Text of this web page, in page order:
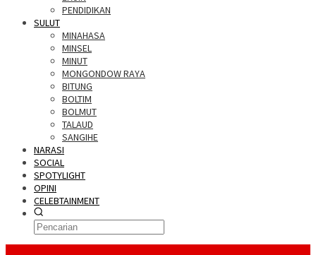
PENDIDIKAN
SULUT
MINAHASA
MINSEL
MINUT
MONGONDOW RAYA
BITUNG
BOLTIM
BOLMUT
TALAUD
SANGIHE
NARASI
SOCIAL
SPOTYLIGHT
OPINI
CELEBTAINMENT